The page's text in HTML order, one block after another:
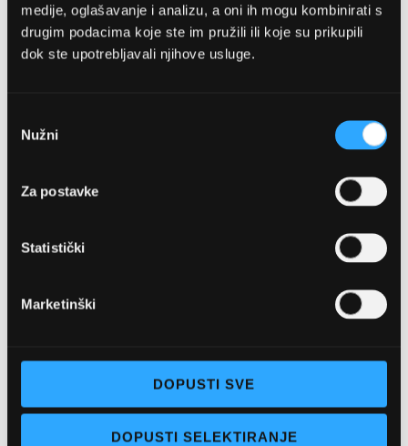
medije, oglašavanje i analizu, a oni ih mogu kombinirati s
drugim podacima koje ste im pružili ili koje su prikupili
dok ste upotrebljavali njihove usluge.
pristanka
Nužni
Za postavke
Statistički
Marketinški
DOPUSTI SVE
DOPUSTI SELEKTIRANJE
OPTIKA NJEGO, POSLOVNICA 1
+385-(0)21-612-709